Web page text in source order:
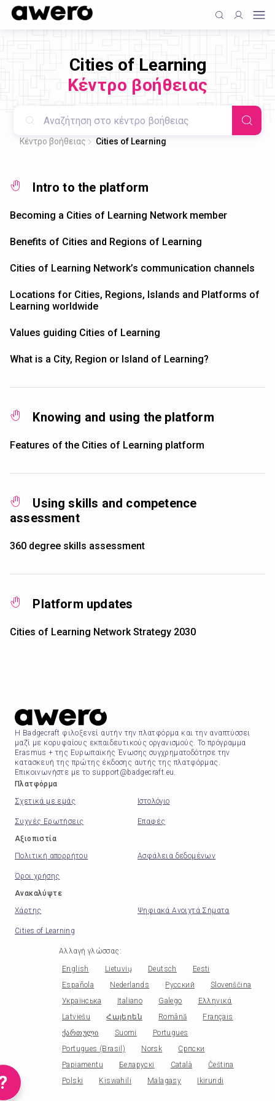
Cities of Learning
Κέντρο βοήθειας
Κέντρο βοήθειας Cities of Learning
Intro to the platform
Becoming a Cities of Learning Network member
Benefits of Cities and Regions of Learning
Cities of Learning Network’s communication channels
Locations for Cities, Regions, Islands and Platforms of
Learning worldwide
Values guiding Cities of Learning
What is a City, Region or Island of Learning?
Knowing and using the platform
Features of the Cities of Learning platform
Using skills and competence
assessment
360 degree skills assessment
Platform updates
Cities of Learning Network Strategy 2030
Η Badgecraft φιλοξενεί αυτήν την πλατφόρμα και την αναπτύσσει
μαζί με κορυφαίους εκπαιδευτικούς οργανισμούς. Το πρόγραμμα
Erasmus + της Ευρωπαϊκής Ένωσης συγχρηματοδότησε την
κατασκευή της πρώτης έκδοσης αυτής της πλατφόρμας.
Επικοινωνήστε με το support@badgecraft.eu.
Πλατφόρμα
Σχετικά με εμάς
Ιστολόγιο
Συχνές Ερωτήσεις
Επαφές
Αξιοπιστία
Πολιτική απορρήτου
Ασφάλεια δεδομένων
Όροι χρήσης
Ανακαλύψτε
Χάρτης
Ψηφιακά Ανοιχτά Σήματα
Cities of Learning
Αλλαγή γλώσσας :
English Lietuvių Deutsch
Eesti
Española
Nederlands Русский
Slovenščina
Українська
Italiano Galego
Ελληνικά
Latviešu
Հայերեն Română
Français
ქართული
Suomi
Portugues
Portugues (Brasil)
Norsk
Српски
Papiamentu
Беларускі Català
Čeština
Polski
Kiswahili Malagasy Ikirundi